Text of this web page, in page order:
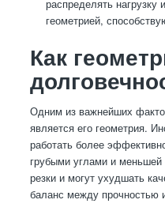
распределять
геометрией,
Как
Одним из важнейших
является его геометрия.
работать более
грубыми углами и меньшей
резки и могут ухудшать
баланс между прочностью